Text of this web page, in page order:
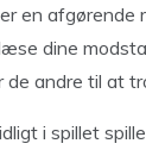
en afgørende
dine
andre til at
i spillet